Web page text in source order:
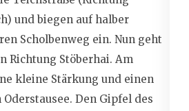
und biegen auf halber
Scholbenweg ein. Nun geht
Richtung Stöberhai. Am
kleine Stärkung und einen
Den Gipfel des